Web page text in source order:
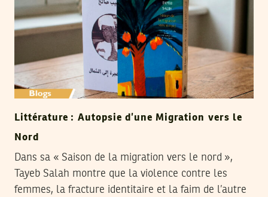
Littérature : Autopsie d’une Migration vers le
Nord
Dans sa « Saison de la migration vers le nord »,
Tayeb Salah montre que la violence contre les
femmes, la fracture identitaire et la faim de l’autre